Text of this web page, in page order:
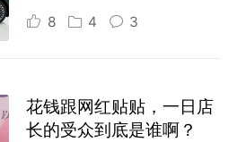
8 4 3
花钱跟网红贴贴，一日店
长的受众到底是谁啊？